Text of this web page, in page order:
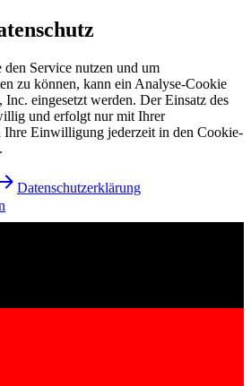
Service nutzen und um
zu können, kann ein Analyse-Cookie
eingesetzt werden. Der Einsatz des
und erfolgt nur mit Ihrer
Einwilligung jederzeit in den Cookie-
Datenschutzerklärung